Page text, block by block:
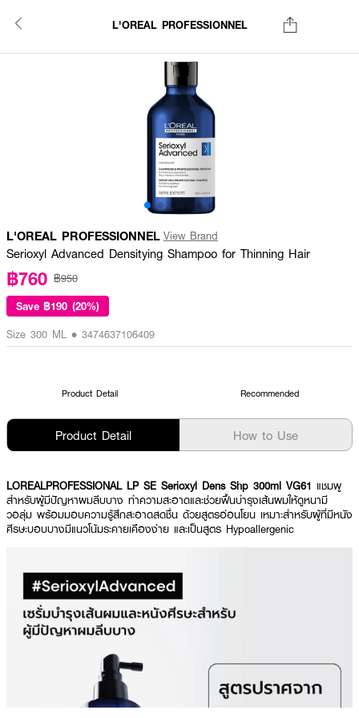
L'OREAL PROFESSIONNEL
L'OREAL PROFESSIONNEL View Brand
Serioxyl Advanced Densitying Shampoo for Thinning Hair
฿760 ฿950
Save ฿190 (20%)
Size 300 ML • 3474637106409
Product Detail Recommended
Product Detail How to Use
LOREALPROFESSIONAL LP SE Serioxyl Dens Shp 300ml VG61 แชมพู
สำหรับผู้มีปัญหาผมลีบบาง ทำความสะอาดและช่วยฟื้นบำรุงเส้นผมให้ดูหนามี
วอลุ่ม พร้อมมอบความรู้สึกสะอาดสดชื่น ด้วยสูตรอ่อนโยน เหมาะสำหรับผู้ที่มีหนัง
ศีรษะบอบบางมีแนวโน้มระคายเคืองง่าย และเป็นสูตร Hypoallergenic